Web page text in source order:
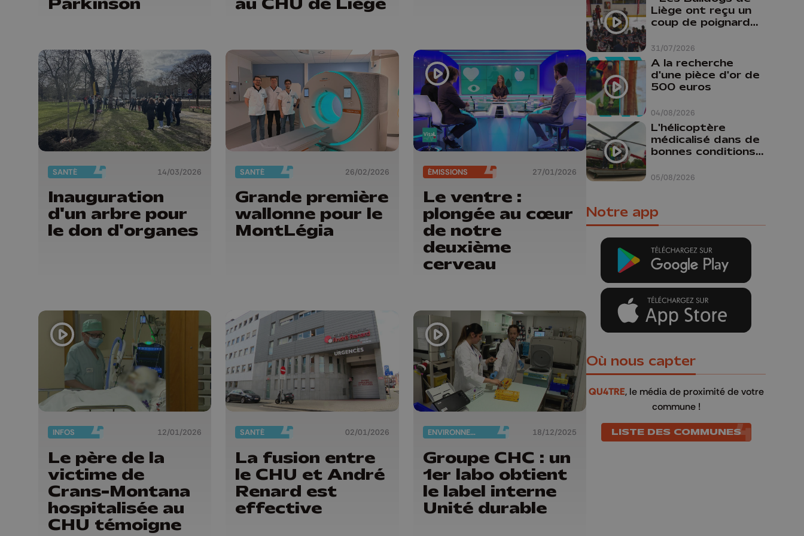
SANTÉ 14/03/2026
Inauguration
d'un arbre pour
le don d'organes
SANTÉ 26/02/2026
Grande première
wallonne pour le
MontLégia
ÉMISSIONS 27/01/2026
Le ventre :
plongée au cœur
de notre
deuxième
cerveau
INFOS 12/01/2026
Le père de la
victime de
Crans-Montana
hospitalisée au
CHU témoigne
SANTÉ 02/01/2026
La fusion entre
le CHU et André
Renard est
effective
ENVIRONNEMENT 18/12/2025
Groupe CHC : un
1er labo obtient
le label interne
Unité durable
31/07/2026
Liège ont reçu un
coup de poignard
04/08/2026
A la recherche
d'une pièce d'or de
500 euros
05/08/2026
L'hélicoptère
médicalisé dans de
bonnes conditions à
Notre app
Où nous capter
QU4TRE, le média de proximité de votre
commune !
LISTE DES COMMUNES